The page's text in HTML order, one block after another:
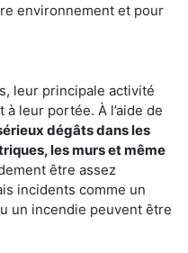
environnement et pour
leur principale activité
leur portée. À l’aide de
dégâts dans les
les murs et même
être assez
incidents comme un
un incendie peuvent être